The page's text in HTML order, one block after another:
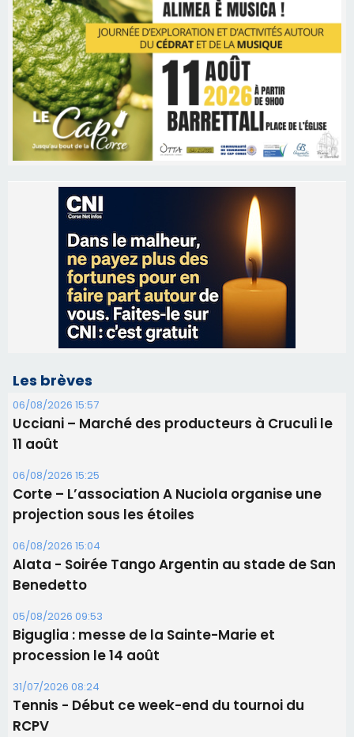
Les brèves
06/08/2026 15:57
Ucciani – Marché des producteurs à Cruculi le
11 août
06/08/2026 15:25
Corte – L’association A Nuciola organise une
projection sous les étoiles
06/08/2026 15:04
Alata - Soirée Tango Argentin au stade de San
Benedetto
05/08/2026 09:53
Biguglia : messe de la Sainte-Marie et
procession le 14 août
31/07/2026 08:24
Tennis - Début ce week-end du tournoi du
RCPV